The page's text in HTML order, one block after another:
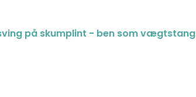
på skumplint - ben som vægtstang